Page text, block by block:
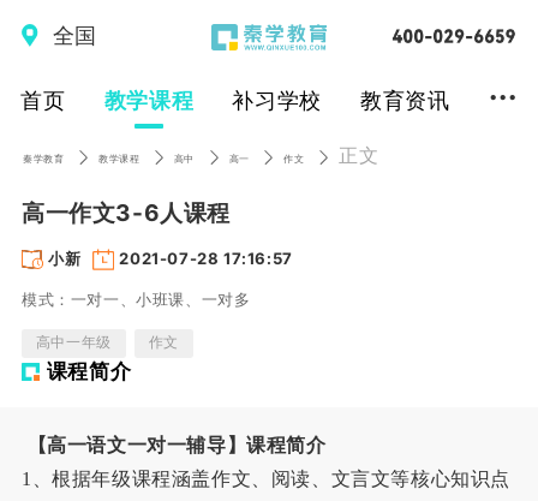
全国
首页 教学课程 补习学校 教育资讯 ...
秦学教育 教学课程 高中 高一 作文 正文
高一作文3-6人课程
小新 2021-07-28 17:16:57
模式：一对一、小班课、一对多
高中一年级 作文
课程简介
【高一语文一对一辅导】课程简介
1、根据年级课程涵盖作文、阅读、文言文等核心知识点